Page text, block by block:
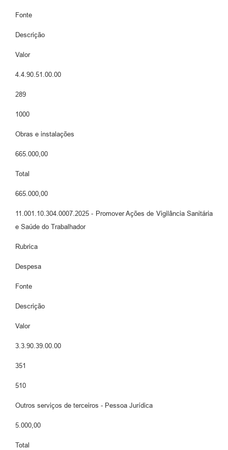
Fonte
Descrição
Valor
4.4.90.51.00.00
289
1000
Obras e instalações
665.000,00
Total
665.000,00
11.001.10.304.0007.2025 - Promover Ações de Vigilância Sanitária
e Saúde do Trabalhador
Rubrica
Despesa
Fonte
Descrição
Valor
3.3.90.39.00.00
351
510
Outros serviços de terceiros - Pessoa Jurídica
5.000,00
Total